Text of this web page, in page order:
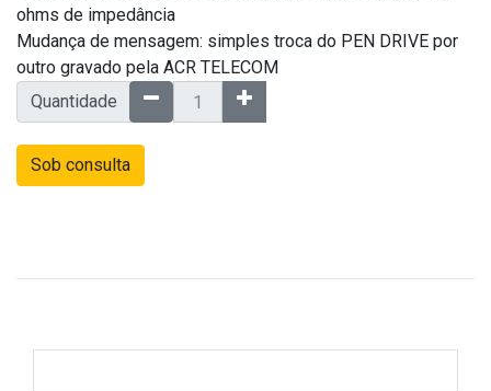
ohms de impedância
Mudança de mensagem: simples troca do PEN DRIVE por
outro gravado pela ACR TELECOM
Quantidade
Sob consulta